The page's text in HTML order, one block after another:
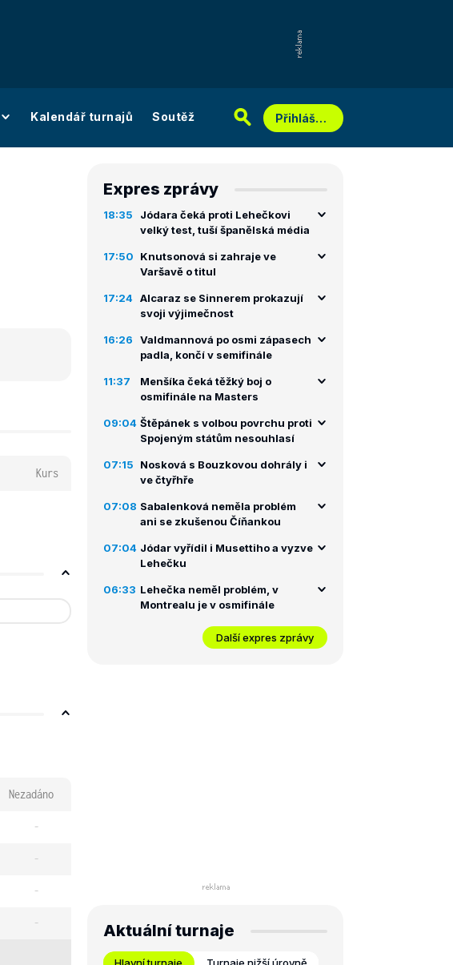
Kalendář turnajů Soutěž Přihlášení
Kurs
Nezadáno
-
-
-
-
Expres zprávy
18:35
Jódara čeká proti Lehečkovi
velký test, tuší španělská média
17:50
Knutsonová si zahraje ve
Varšavě o titul
17:24 Alcaraz se Sinnerem prokazují
svoji výjimečnost
16:26
Valdmannová po osmi zápasech
padla, končí v semifinále
11:37
Menšíka čeká těžký boj o
osmifinále na Masters
09:04 Štěpánek s volbou povrchu proti
Spojeným státům nesouhlasí
07:15
Nosková s Bouzkovou dohrály i
ve čtyřhře
07:08 Sabalenková neměla problém
ani se zkušenou Číňankou
07:04 Jódar vyřídil i Musettiho a vyzve
Lehečku
06:33 Lehečka neměl problém, v
Montrealu je v osmifinále
Další expres zprávy
Aktuální turnaje